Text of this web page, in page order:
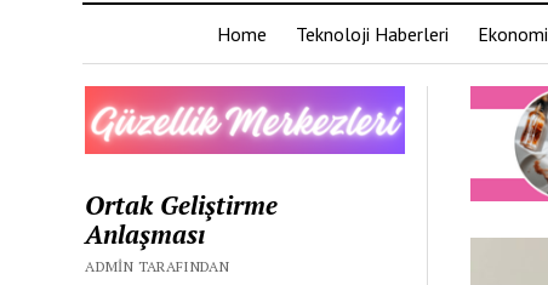
Home Teknoloji Haberleri Ekonomi
Ortak Geliştirme
Anlaşması
ADMIN TARAFINDAN